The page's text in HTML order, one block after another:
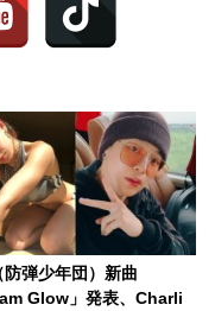
防弾少年団）新曲
Glow」発表、Charli